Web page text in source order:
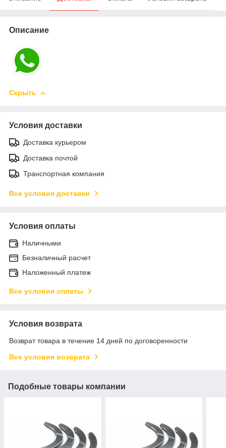
Описание
Скрыть
Условия доставки
Доставка курьером
Доставка почтой
Транспортная компания
Все условия доставки
Условия оплаты
Наличными
Безналичный расчет
Наложенный платеж
Все условия оплаты
Условия возврата
Возврат товара в течение 14 дней по договоренности
Все условия возврата
Подобные товары компании